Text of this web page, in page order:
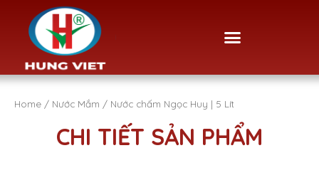
content
Menu
Home / Nước Mắm / Nước chấm Ngọc Huy | 5 Lít
CHI TIẾT SẢN PHẨM